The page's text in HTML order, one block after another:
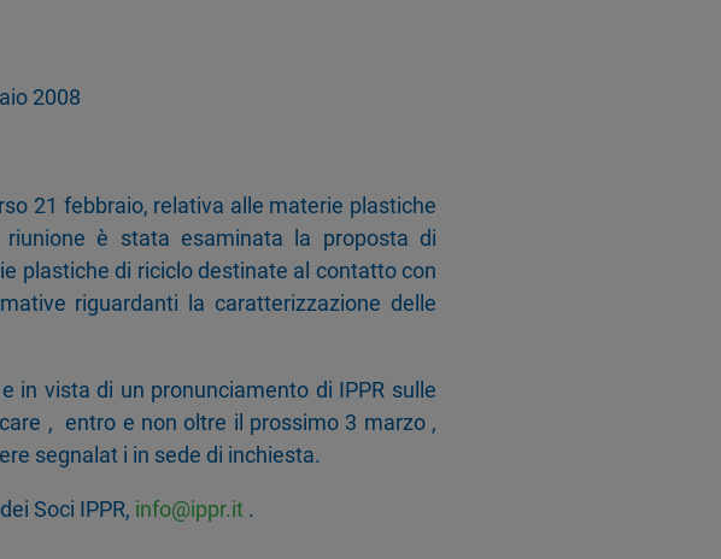
2008
21 febbraio, relativa alle materie plastiche
è stata esaminata la proposta di
plastiche di riciclo destinate al contatto con
riguardanti la caratterizzazione delle
in vista di un pronunciamento di IPPR sulle
, entro e non oltre il prossimo 3 marzo ,
segnalat i in sede di inchiesta.
Soci IPPR, info@ippr.it .